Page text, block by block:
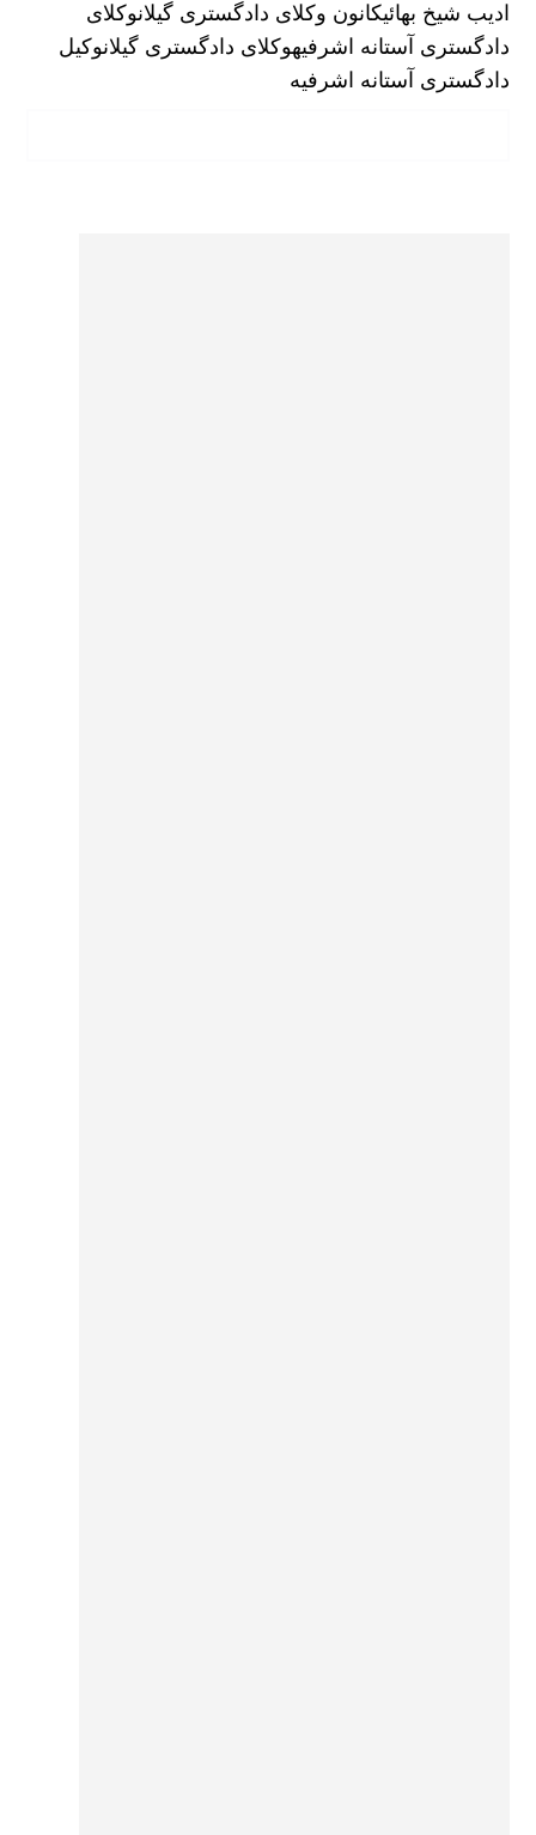
ادیب شیخ بهائیکانون وکلای دادگستری گیلانوکلای
دادگستری آستانه اشرفیهوکلای دادگستری گیلانوکیل
دادگستری آستانه اشرفیه